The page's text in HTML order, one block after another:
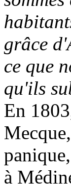
grâce
ce que
qu'ils
En
à